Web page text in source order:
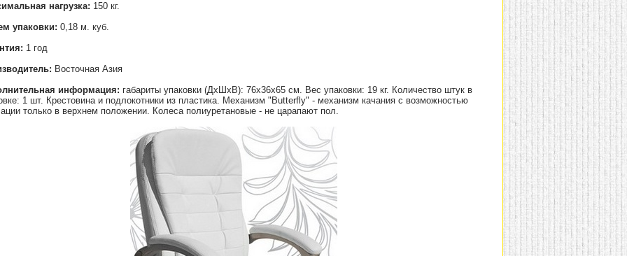
нагрузка: 150 кг.
упаковки: 0,18 м. куб.
1 год
Восточная Азия
информация: габариты упаковки (ДхШхВ): 76х36х65 см. Вес упаковки: 19 кг. Количество штук в
1 шт. Крестовина и подлокотники из пластика. Механизм "Butterfly" - механизм качания с возможностью
только в верхнем положении. Колеса полиуретановые - не царапают пол.